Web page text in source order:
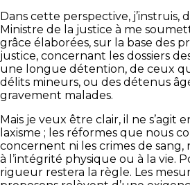
Dans cette perspective, j’instruis,
Ministre de la justice à me
grâce élaborées, sur la base des
justice, concernant les dossiers
une longue détention, de ceux
délits mineurs, ou des détenus
gravement malades.
Mais je veux être clair, il ne s’agit
laxisme ; les réformes que nous
concernent ni les crimes de sang,
à l’intégrité physique ou à la vie.
rigueur restera la règle. Les